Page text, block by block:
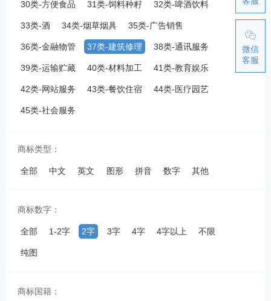
30类-方便食品 31类-饲料种籽 32类-啤酒饮料
33类-酒 34类-烟草烟具 35类-广告销售
36类-金融物管 37类-建筑修理 38类-通讯服务
39类-运输贮藏 40类-材料加工 41类-教育娱乐
42类-网站服务 43类-餐饮住宿 44类-医疗园艺
45类-社会服务
商标类型：
全部 中文 英文 图形 拼音 数字 其他
商标数字：
全部 1-2字 2字 3字 4字 4字以上 不限
纯图
商标国籍：
微信
客服